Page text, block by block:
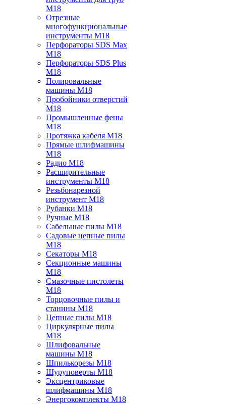
M18
Отрезные
многофункциональные
инструменты M18
Перфораторы SDS Max
M18
Перфораторы SDS Plus
M18
Полировальные
машины M18
Пробойники отверстий
M18
Промышленные фены
M18
Протяжка кабеля M18
Прямые шлифмашины
M18
Радио M18
Расширительные
инструменты M18
Резьбонарезной
инструмент M18
Рубанки M18
Ручные M18
Сабельные пилы M18
Садовые цепные пилы
M18
Секаторы M18
Секционные машины
M18
Смазочные пистолеты
M18
Торцовочные пилы и
станины M18
Цепные пилы M18
Циркулярные пилы
M18
Шлифовальные
машины M18
Шпилькорезы M18
Шуруповерты M18
Эксцентриковые
шлифмашины M18
Энергокомплекты M18